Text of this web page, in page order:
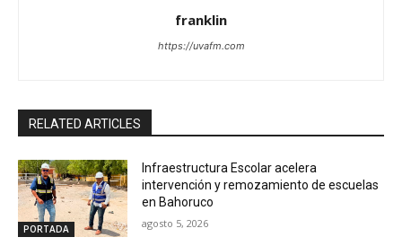
franklin
https://uvafm.com
RELATED ARTICLES
PORTADA
Infraestructura Escolar acelera
intervención y remozamiento de escuelas
en Bahoruco
agosto 5, 2026